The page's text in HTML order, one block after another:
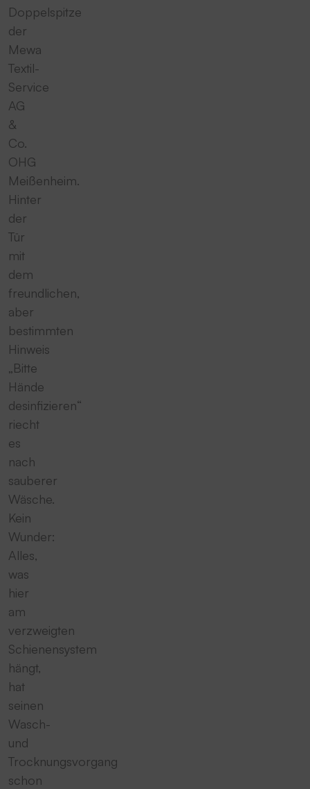
Doppelspitze
der
Mewa
Textil-
Service
AG
&
Co.
OHG
Meißenheim.
Hinter
der
Tür
mit
dem
freundlichen,
aber
bestimmten
Hinweis
„Bitte
Hände
desinfizieren“
riecht
es
nach
sauberer
Wäsche.
Kein
Wunder:
Alles,
was
hier
am
verzweigten
Schienensystem
hängt,
hat
seinen
Wasch-
und
Trocknungsvorgang
schon